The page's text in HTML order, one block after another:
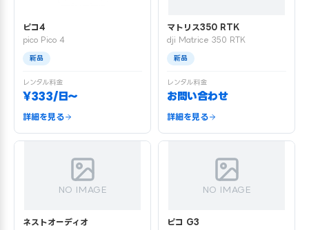
ピコ4
pico Pico 4
新品
レンタル料金
¥333/日〜
詳細を見る
マトリス350 RTK
dji Matrice 350 RTK
新品
レンタル料金
お問い合わせ
詳細を見る
NO IMAGE
ネストオーディオ
NO IMAGE
ピコ G3